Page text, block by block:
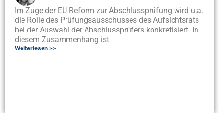
Im Zuge der EU Reform zur Abschlussprüfung wird u.a.
die Rolle des Prüfungsausschusses des Aufsichtsrats
bei der Auswahl der Abschlussprüfers konkretisiert. In
diesem Zusammenhang ist
Weiterlesen >>